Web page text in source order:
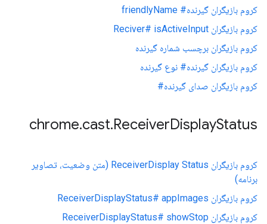
کروم بازیگران گیرنده# friendlyName
کروم بازیگران Reciver# isActiveInput
کروم بازیگران برچسب شماره گیرنده
کروم بازیگران گیرنده# نوع گیرنده
کروم بازیگران صدای گیرنده#
chrome.cast.ReceiverDisplayStatus
کروم بازیگران ReceiverDisplay Status (متن وضعیت، تصاویر
برنامه)
کروم بازیگران ReceiverDisplayStatus# appImages
کروم بازیگران ReceiverDisplayStatus# showStop